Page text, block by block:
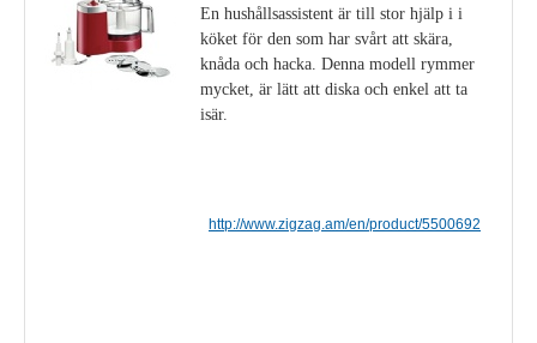
En hushållsassistent är till stor hjälp i i
köket för den som har svårt att skära,
knåda och hacka. Denna modell rymmer
mycket, är lätt att diska och enkel att ta
isär.
http://www.zigzag.am/en/product/5500692